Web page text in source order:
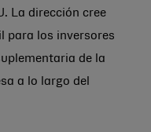
La dirección cree
para los inversores
de la
a lo largo del